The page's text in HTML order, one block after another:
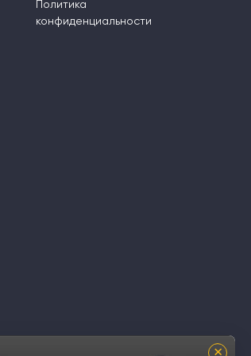
Политика
конфиденциальности